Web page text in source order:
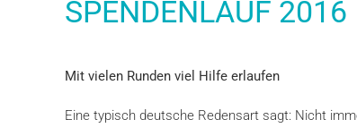
SPENDENLAUF 2016
Mit vielen Runden viel Hilfe erlaufen
Eine typisch deutsche Redensart sagt: Nicht